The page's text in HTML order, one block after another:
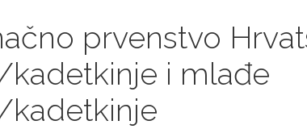
prvenstvo
i mlađe